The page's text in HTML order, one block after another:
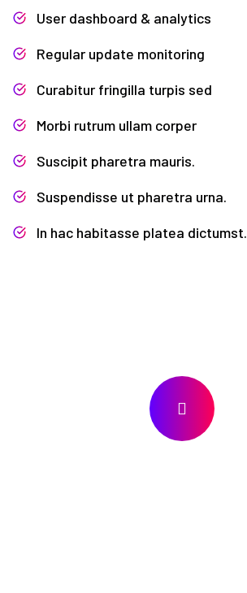
User dashboard & analytics
Regular update monitoring
Curabitur fringilla turpis sed
Morbi rutrum ullam corper
Suscipit pharetra mauris.
Suspendisse ut pharetra urna.
In hac habitasse platea dictumst.